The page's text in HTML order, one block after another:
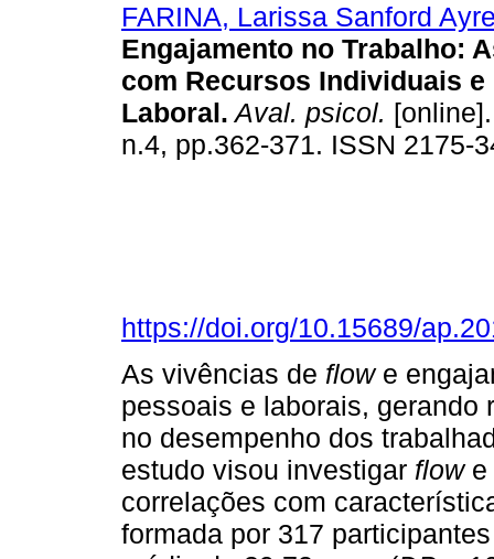
FARINA, Larissa Sanford
Engajamento no Trabalho:
com Recursos Individuais e
Laboral. Aval. psicol.
n.4, pp.362-371. ISSN 2175-
https://doi.org/10.15689/
As vivências de flowe
pessoais e laborais, gerando
no desempenho dos
estudo visou investigar flowe
correlações com
formada por 317